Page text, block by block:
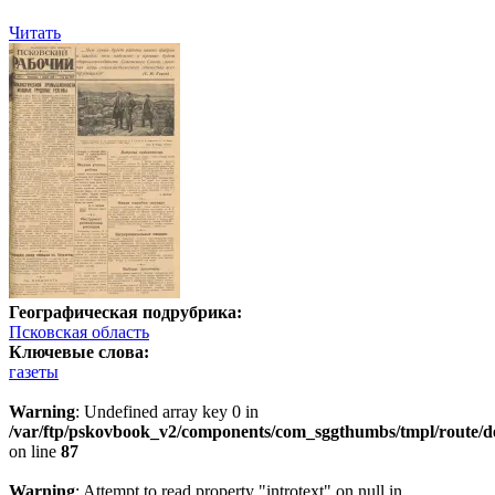
Читать
Географическая подрубрика:
Псковская область
Ключевые слова:
газеты
Warning: Undefined array key 0 in
/var/ftp/pskovbook_v2/components/com_sggthumbs/tmpl/route/
on line 87
Warning: Attempt to read property "introtext" on null in